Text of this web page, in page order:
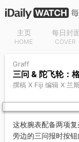
主页
HOME
每日封
COVER
Graff
三问 & 陀飞轮：
撰稿 X Fiji 编辑 X 兰
这枚腕表配备两项
旁边的三问报时按